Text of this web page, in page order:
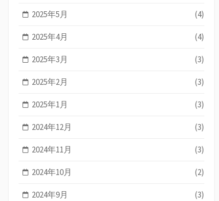
2025年5月 (4)
2025年4月 (4)
2025年3月 (3)
2025年2月 (3)
2025年1月 (3)
2024年12月 (3)
2024年11月 (3)
2024年10月 (2)
2024年9月 (3)